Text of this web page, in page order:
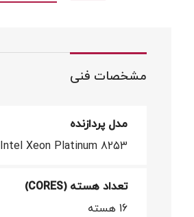
مشخصات فنی
مدل پردازنده
Intel Xeon Platinum 8253
تعداد هسته (CORES)
16 هسته